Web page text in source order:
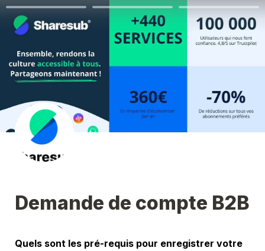
Demande de compte B2B
Quels sont les pré-requis pour enregistrer votre